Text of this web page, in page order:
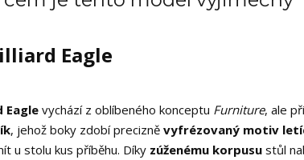
Eagle
Eaglevychází z oblíbeného konceptu Furniture, ale
, jehož boky zdobí precizně vyfrézovaný motiv
u stolu kus příběhu. Díky zúženému korpusu stůl